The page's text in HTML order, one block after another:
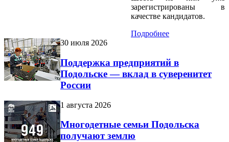
зарегистрированы в
качестве кандидатов.
Подробнее
30 июля 2026
Поддержка предприятий в
Подольске — вклад в суверенитет
России
1 августа 2026
Многодетные семьи Подольска
получают землю